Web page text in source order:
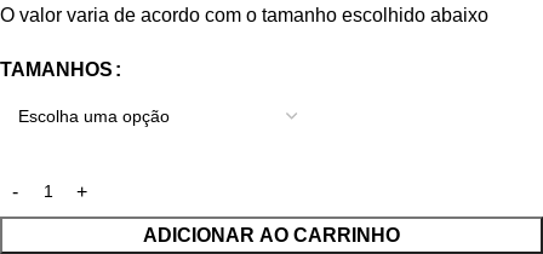
O valor varia de acordo com o tamanho escolhido abaixo
TAMANHOS
ADICIONAR AO CARRINHO